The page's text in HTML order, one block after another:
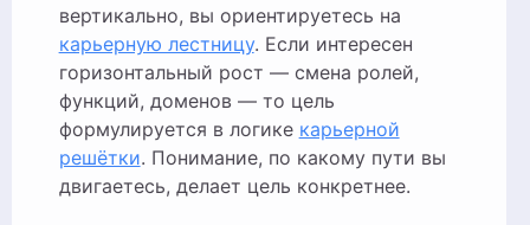
вертикально, вы ориентируетесь на
карьерную лестницу. Если интересен
горизонтальный рост — смена ролей,
функций, доменов — то цель
формулируется в логике карьерной
решётки. Понимание, по какому пути вы
двигаетесь, делает цель конкретнее.